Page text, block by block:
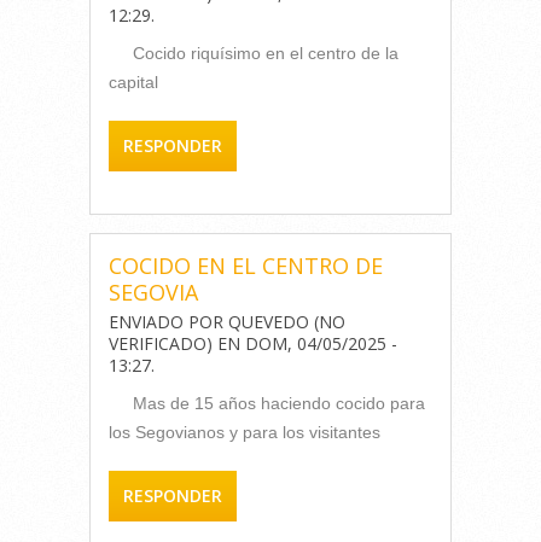
12:29.
Cocido riquísimo en el centro de la
capital
RESPONDER
COCIDO EN EL CENTRO DE
SEGOVIA
ENVIADO POR QUEVEDO (NO
VERIFICADO) EN DOM, 04/05/2025 -
13:27.
Mas de 15 años haciendo cocido para
los Segovianos y para los visitantes
RESPONDER